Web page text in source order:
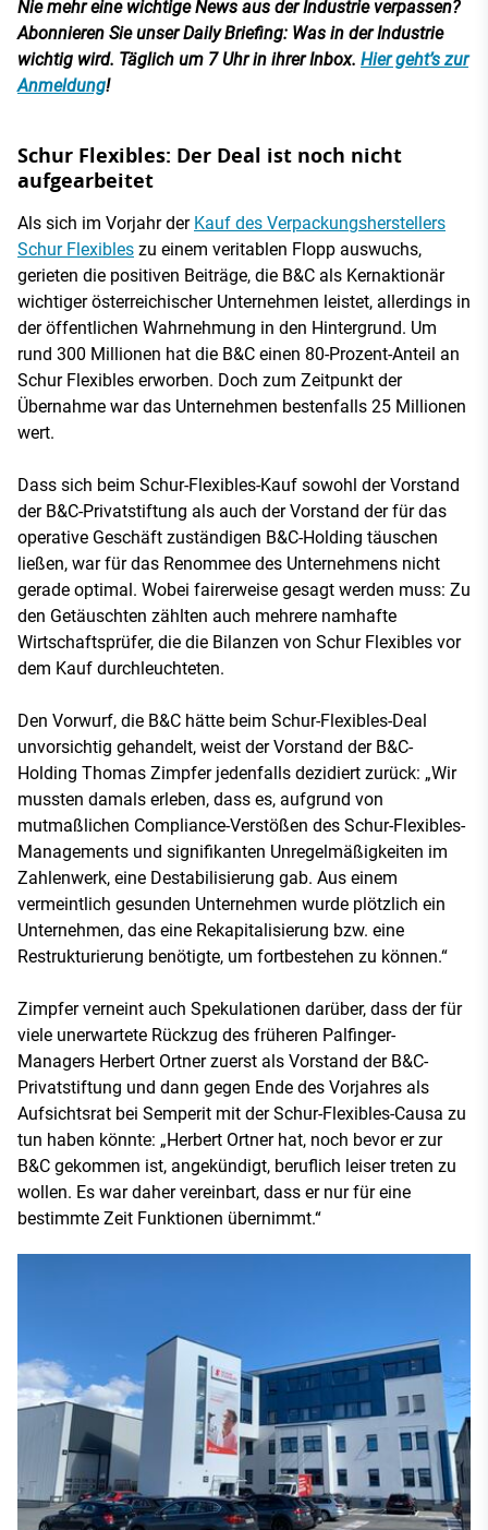
Nie mehr eine wichtige News aus der Industrie verpassen?
Abonnieren Sie unser Daily Briefing: Was in der Industrie
wichtig wird. Täglich um 7 Uhr in ihrer Inbox. Hier geht’s zur
Anmeldung!
Schur Flexibles: Der Deal ist noch nicht
aufgearbeitet
Als sich im Vorjahr der Kauf des Verpackungsherstellers
Schur Flexibles zu einem veritablen Flopp auswuchs,
gerieten die positiven Beiträge, die B&C als Kernaktionär
wichtiger österreichischer Unternehmen leistet, allerdings in
der öffentlichen Wahrnehmung in den Hintergrund. Um
rund 300 Millionen hat die B&C einen 80-Prozent-Anteil an
Schur Flexibles erworben. Doch zum Zeitpunkt der
Übernahme war das Unternehmen bestenfalls 25 Millionen
wert.
Dass sich beim Schur-Flexibles-Kauf sowohl der Vorstand
der B&C-Privatstiftung als auch der Vorstand der für das
operative Geschäft zuständigen B&C-Holding täuschen
ließen, war für das Renommee des Unternehmens nicht
gerade optimal. Wobei fairerweise gesagt werden muss: Zu
den Getäuschten zählten auch mehrere namhafte
Wirtschaftsprüfer, die die Bilanzen von Schur Flexibles vor
dem Kauf durchleuchteten.
Den Vorwurf, die B&C hätte beim Schur-Flexibles-Deal
unvorsichtig gehandelt, weist der Vorstand der B&C-
Holding Thomas Zimpfer jedenfalls dezidiert zurück: „Wir
mussten damals erleben, dass es, aufgrund von
mutmaßlichen Compliance-Verstößen des Schur-Flexibles-
Managements und signifikanten Unregelmäßigkeiten im
Zahlenwerk, eine Destabilisierung gab. Aus einem
vermeintlich gesunden Unternehmen wurde plötzlich ein
Unternehmen, das eine Rekapitalisierung bzw. eine
Restrukturierung benötigte, um fortbestehen zu können.“
Zimpfer verneint auch Spekulationen darüber, dass der für
viele unerwartete Rückzug des früheren Palfinger-
Managers Herbert Ortner zuerst als Vorstand der B&C-
Privatstiftung und dann gegen Ende des Vorjahres als
Aufsichtsrat bei Semperit mit der Schur-Flexibles-Causa zu
tun haben könnte: „Herbert Ortner hat, noch bevor er zur
B&C gekommen ist, angekündigt, beruflich leiser treten zu
wollen. Es war daher vereinbart, dass er nur für eine
bestimmte Zeit Funktionen übernimmt.“